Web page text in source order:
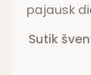
pajausk
Sutik